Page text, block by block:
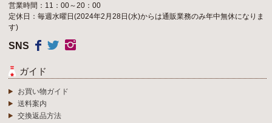
営業時間：11：00～20：00
定休日：毎週水曜日(2024年2月28日(水)からは通販業務のみ年中無休になりま
す)
SNS
ガイド
お買い物ガイド
送料案内
交換返品方法